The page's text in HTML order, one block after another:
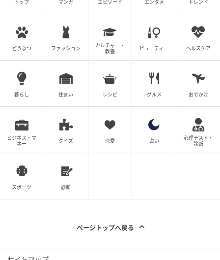
トップ マンガ エピソード エンタメ トレンド
どうぶつ ファッション
カルチャー・
教養
ビューティー ヘルスケア
暮らし 住まい レシピ グルメ おでかけ
ビジネス・マ
ネー
クイズ 恋愛 占い
心理テスト・
診断
スポーツ 診断
ページトップへ戻る